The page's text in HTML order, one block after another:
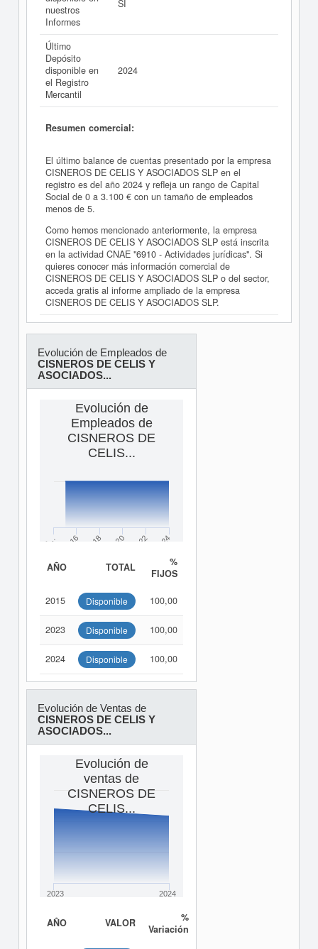
nuestros
Informes
SI
Último
Depósito
disponible en
el Registro
Mercantil
2024
Resumen comercial:
El último balance de cuentas presentado por la empresa
CISNEROS DE CELIS Y ASOCIADOS SLP en el
registro es del año 2024 y refleja un rango de Capital
Social de 0 a 3.100 € con un tamaño de empleados
menos de 5.
Como hemos mencionado anteriormente, la empresa
CISNEROS DE CELIS Y ASOCIADOS SLP está inscrita
en la actividad CNAE "6910 - Actividades jurídicas". Si
quieres conocer más información comercial de
CISNEROS DE CELIS Y ASOCIADOS SLP o del sector,
acceda gratis al informe ampliado de la empresa
CISNEROS DE CELIS Y ASOCIADOS SLP.
Evolución de Empleados de
CISNEROS DE CELIS Y
ASOCIADOS...
Evolución de
Empleados de
CISNEROS DE
CELIS...
2… 2016 2018 2020 2022 2024
AÑO TOTAL
%
FIJOS
2015 Disponible 100,00
2023 Disponible 100,00
2024 Disponible 100,00
Evolución de Ventas de
CISNEROS DE CELIS Y
ASOCIADOS...
Evolución de
ventas de
CISNEROS DE
CELIS...
2023 2024
AÑO VALOR
%
Variación